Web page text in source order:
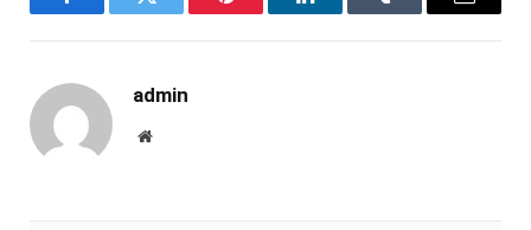
FacebookTwitter Pinterest LinkedInTumblr Email
admin
Website